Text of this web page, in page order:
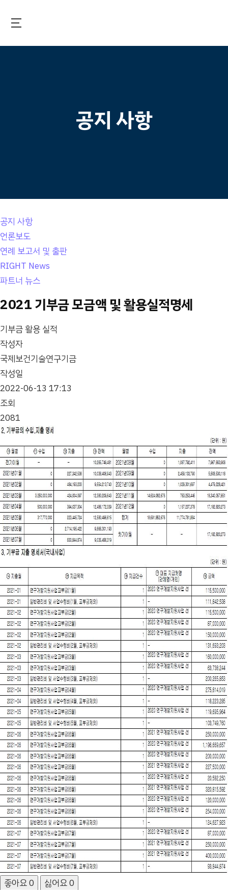
국제보건기술연구기금
공지 사항
공지 사항
언론보도
연례 보고서 및 출판
RIGHT News
파트너 뉴스
2021 기부금 모금액 및 활용실적명세
기부금 활용 실적
작성자
국제보건기술연구기금
작성일
2022-06-13 17:13
조회
2081
좋아요0 싫어요0